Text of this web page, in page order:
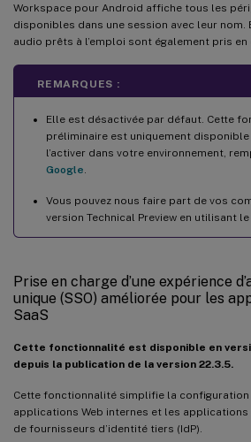
Workspace pour Android affiche tous les
disponibles dans une session avec leur nom.
audio prêts à l’emploi sont également pris en
REMARQUES :
Elle est désactivée par défaut. Cette
préliminaire est uniquement disponible
l’activer dans votre environnement,
Google
Vous pouvez nous faire part de vos
version Technical Preview en utilisant le
Prise en charge d’une expérience
unique (SSO) améliorée pour les
SaaS
Cette fonctionnalité est disponible en
depuis la publication de la version 22.3.5.
Cette fonctionnalité simplifie la configuration
applications Web internes et les applications
de fournisseurs d’identité tiers (IdP).